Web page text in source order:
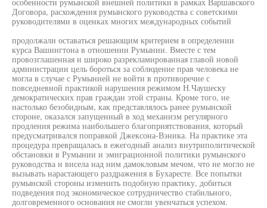
Договора, расхождения румынского руководства с советскими
руководителями в оценках многих международных событий
продолжали оставаться решающим критерием в определении
курса Вашингтона в отношении Румынии. Вместе с тем
провозглашенная и широко разрекламированная главой новой
администрации цель бороться за соблюдение прав человека не
могла в случае с Румынией не войти в противоречие с
повседневной практикой нарушения режимом Н.Чаушеску
демократических прав граждан этой страны. Кроме того, не
настолько безобидным, как представлялось ранее румынской
стороне, оказался запущенный в ход механизм регулярного
продления режима наибольшего благоприятствования, который
предусматривался поправкой Джексона-Вэника. На практике эта
процедура превращалась в ежегодный анализ внутриполитической
обстановки в Румынии и эмиграционной политики румынского
руководства и висела над ним дамокловым мечом, что не могло не
вызывать нарастающего раздражения в Бухаресте. Все попытки
румынской стороны изменить подобную практику, добиться
подведения под экономическое сотрудничество стабильного,
долговременного основания не смогли увенчаться успехом.